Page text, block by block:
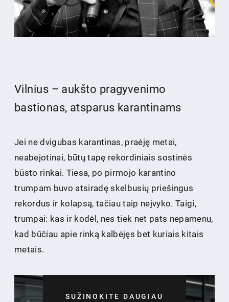
Vilnius – aukšto pragyvenimo
bastionas, atsparus karantinams
Jei ne dvigubas karantinas, praėję metai,
neabejotinai, būtų tapę rekordiniais sostinės
būsto rinkai. Tiesa, po pirmojo karantino
trumpam buvo atsiradę skelbusių priešingus
rekordus ir kolapsą, tačiau taip neįvyko. Taigi,
trumpai: kas ir kodėl, nes tiek net pats nepamenu,
kad būčiau apie rinką kalbėjęs bet kuriais kitais
metais.
SUŽINOKITE DAUGIAU